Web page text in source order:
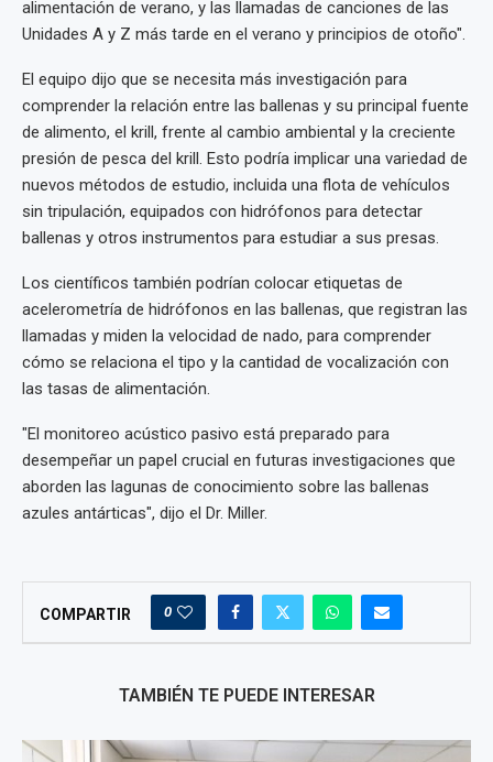
alimentación de verano, y las llamadas de canciones de las
Unidades A y Z más tarde en el verano y principios de otoño".
El equipo dijo que se necesita más investigación para
comprender la relación entre las ballenas y su principal fuente
de alimento, el krill, frente al cambio ambiental y la creciente
presión de pesca del krill. Esto podría implicar una variedad de
nuevos métodos de estudio, incluida una flota de vehículos
sin tripulación, equipados con hidrófonos para detectar
ballenas y otros instrumentos para estudiar a sus presas.
Los científicos también podrían colocar etiquetas de
acelerometría de hidrófonos en las ballenas, que registran las
llamadas y miden la velocidad de nado, para comprender
cómo se relaciona el tipo y la cantidad de vocalización con
las tasas de alimentación.
"El monitoreo acústico pasivo está preparado para
desempeñar un papel crucial en futuras investigaciones que
aborden las lagunas de conocimiento sobre las ballenas
azules antárticas", dijo el Dr. Miller.
COMPARTIR 0
TAMBIÉN TE PUEDE INTERESAR